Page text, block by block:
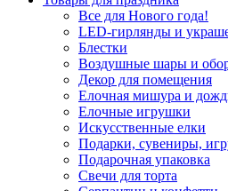
Все для Нового года!
LED-гирлянды и
Блестки
Воздушные шары и
Декор для помещения
Елочная мишура и
Елочные игрушки
Искусственные елки
Подарки, сувениры,
Подарочная упаковка
Свечи для торта